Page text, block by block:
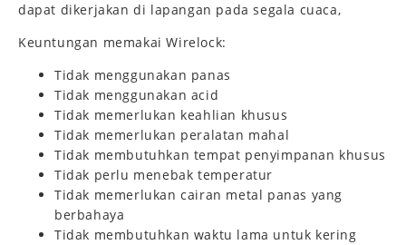
dapat dikerjakan di lapangan pada segala cuaca,
Keuntungan memakai Wirelock:
Tidak menggunakan panas
Tidak menggunakan acid
Tidak memerlukan keahlian khusus
Tidak memerlukan peralatan mahal
Tidak membutuhkan tempat penyimpanan khusus
Tidak perlu menebak temperatur
Tidak memerlukan cairan metal panas yang
berbahaya
Tidak membutuhkan waktu lama untuk kering